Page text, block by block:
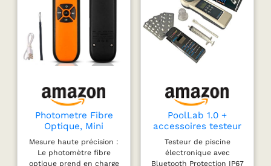
Photometre Fibre
Optique, Mini
Portatif Léger Laser
Fibre Optique
Compteur De
Mesure haute précision :
Le photomètre fibre
optique prend en charge
PoolLab 1.0 +
accessoires testeur
électronique d'eau
de piscine
Testeur de piscine
électronique avec
Bluetooth Protection IP67